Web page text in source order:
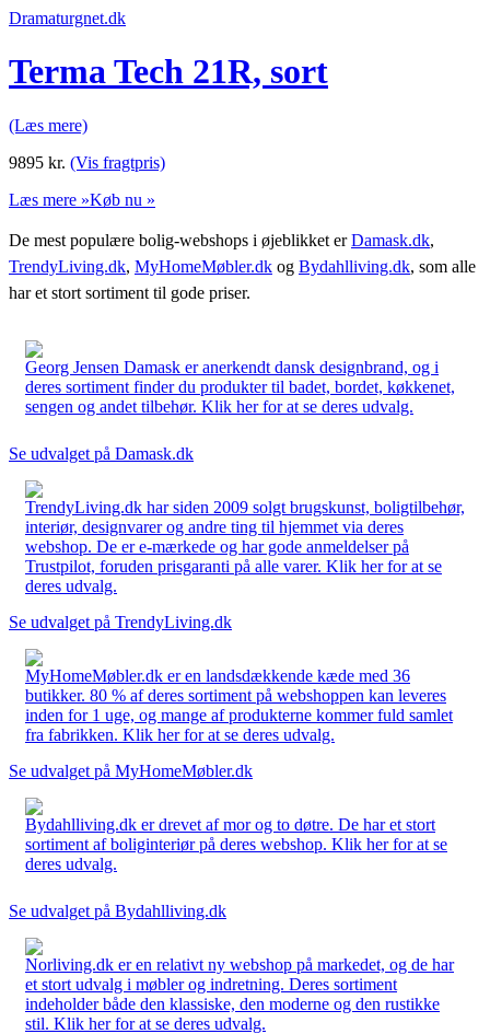
Dramaturgnet.dk
Terma Tech 21R, sort
(Læs mere)
9895 kr. (Vis fragtpris)
Læs mere »Køb nu »
De mest populære bolig-webshops i øjeblikket erDamask.dk,
TrendyLiving.dk, MyHomeMøbler.dk og Bydahlliving.dk, som alle
har et stort sortiment til gode priser.
Georg Jensen Damask er anerkendt dansk designbrand, og i
deres sortiment finder du produkter til badet, bordet, køkkenet,
sengen og andet tilbehør. Klik her for at se deres udvalg.
Se udvalget på Damask.dk
TrendyLiving.dk har siden 2009 solgt brugskunst, boligtilbehør,
interiør, designvarer og andre ting til hjemmet via deres
webshop. De er e-mærkede og har gode anmeldelser på
Trustpilot, foruden prisgaranti på alle varer. Klik her for at se
deres udvalg.
Se udvalget på TrendyLiving.dk
MyHomeMøbler.dk er en landsdækkende kæde med 36
butikker. 80 % af deres sortiment på webshoppen kan leveres
inden for 1 uge, og mange af produkterne kommer fuld samlet
fra fabrikken. Klik her for at se deres udvalg.
Se udvalget på MyHomeMøbler.dk
Bydahlliving.dk er drevet af mor og to døtre. De har et stort
sortiment af boliginteriør på deres webshop. Klik her for at se
deres udvalg.
Se udvalget på Bydahlliving.dk
Norliving.dk er en relativt ny webshop på markedet, og de har
et stort udvalg i møbler og indretning. Deres sortiment
indeholder både den klassiske, den moderne og den rustikke
stil. Klik her for at se deres udvalg.